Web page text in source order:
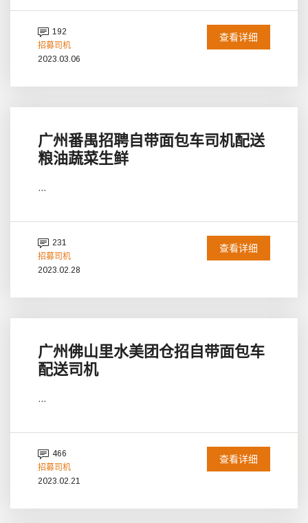
192
招募司机
2023.03.06
查看详细
广州番禺招聘自带面包车司机配送
粮油蔬菜生鲜
...
231
招募司机
2023.02.28
查看详细
广州佛山里水美团仓招自带面包车
配送司机
...
466
招募司机
2023.02.21
查看详细